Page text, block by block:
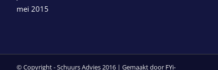
mei 2015
© Copyright - Schuurs Advies 2016 | Gemaakt door FYi-